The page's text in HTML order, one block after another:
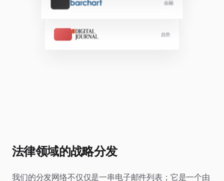
金融
趋势
法律领域的战略分发
我们的分发网络不仅仅是一串电子邮件列表；它是一个由